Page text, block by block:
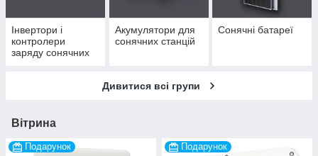
Інвертори і
контролери
заряду сонячних
Акумулятори для
сонячних станцій
Сонячні батареї
Дивитися всі групи
Вітрина
Подарунок Подарунок